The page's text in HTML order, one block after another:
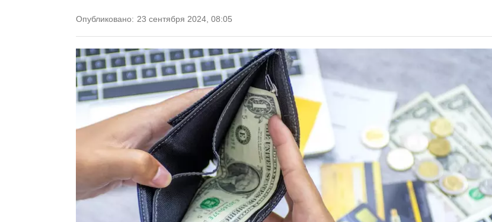
Опубликовано: 23 сентября 2024, 08:05